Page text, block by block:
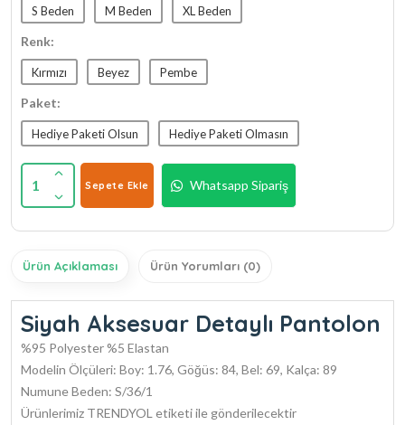
S Beden M Beden XL Beden
Renk:
Kırmızı Beyez Pembe
Paket:
Hediye Paketi Olsun Hediye Paketi Olmasın
1 Sepete Ekle Whatsapp Sipariş
Ürün Açıklaması Ürün Yorumları (0)
Siyah Aksesuar Detaylı Pantolon
%95 Polyester %5 Elastan
Modelin Ölçüleri: Boy: 1.76, Göğüs: 84, Bel: 69, Kalça: 89
Numune Beden: S/36/1
Ürünlerimiz TRENDYOL etiketi ile gönderilecektir